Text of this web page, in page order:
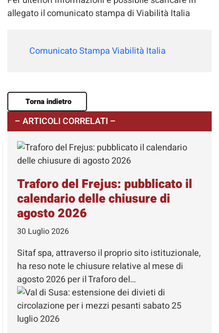
allegato il comunicato stampa di Viabilità Italia
Comunicato Stampa Viabilità Italia
Torna indietro
– ARTICOLI CORRELATI –
Traforo del Frejus: pubblicato il
calendario delle chiusure di
agosto 2026
30 Luglio 2026
Sitaf spa, attraverso il proprio sito istituzionale,
ha reso note le chiusure relative al mese di
agosto 2026 per il Traforo del…